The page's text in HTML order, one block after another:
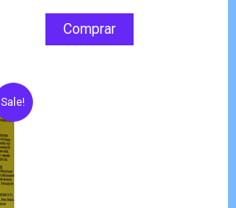
de 5
original
era:
Comprar
Sale!